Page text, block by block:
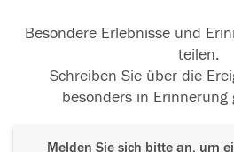
Besondere Erlebnisse und
teilen.
Schreiben Sie über die
besonders in Erinnerung
Melden Sie sich bitte an, um